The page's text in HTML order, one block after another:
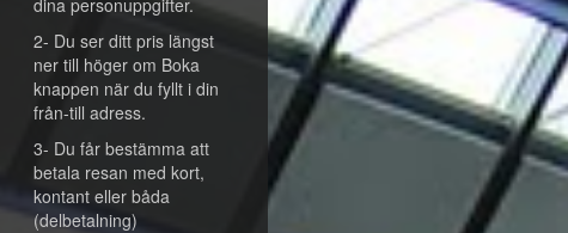
dina personuppgifter.
2- Du ser ditt pris längst
ner till höger om Boka
knappen när du fyllt i din
från-till adress.
3- Du får bestämma att
betala resan med kort,
kontant eller båda
(delbetalning)